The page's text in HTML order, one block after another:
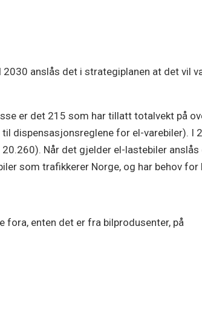
anslås det i strategiplanen at det vil
er det 215 som har tillatt totalvekt på
dispensasjonsreglene for el-varebiler). I
Når det gjelder el-lastebiler anslås
som trafikkerer Norge, og har behov for
enten det er fra bilprodusenter, på